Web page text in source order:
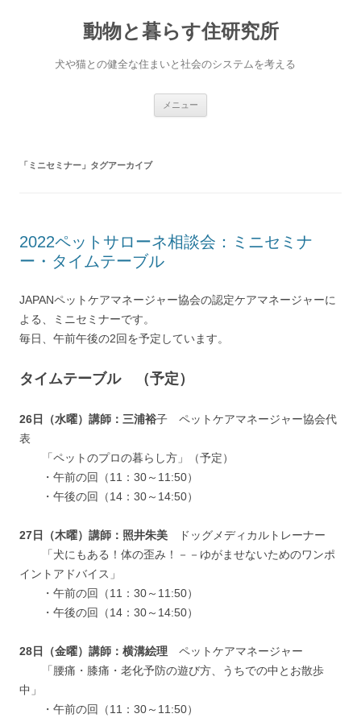
動物と暮らす住研究所
犬や猫との健全な住まいと社会のシステムを考える
メニュー
「ミニセミナー 」タグアーカイブ
2022ペットサローネ相談会：ミニセミナ
ー・タイムテーブル
JAPANペットケアマネージャー協会の認定ケアマネージャーに
よる、ミニセミナーです。
毎日、午前午後の2回を予定しています。
タイムテーブル （予定）
26日（水曜）講師：三浦裕子 ペットケアマネージャー協会代
表
「ペットのプロの暮らし方」（予定）
・午前の回（11：30～11:50）
・午後の回（14：30～14:50）
27日（木曜）講師：照井朱美 ドッグメディカルトレーナー
「犬にもある！体の歪み！－－ゆがませないためのワンポ
イントアドバイス」
・午前の回（11：30～11:50）
・午後の回（14：30～14:50）
28日（金曜）講師：横溝絵理 ペットケアマネージャー
「腰痛・膝痛・老化予防の遊び方、うちでの中とお散歩
中」
・午前の回（11：30～11:50）